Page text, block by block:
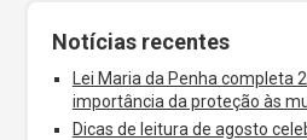
Notícias recentes
Lei Maria da Penha completa
importância da proteção às
Dicas de leitura de agosto